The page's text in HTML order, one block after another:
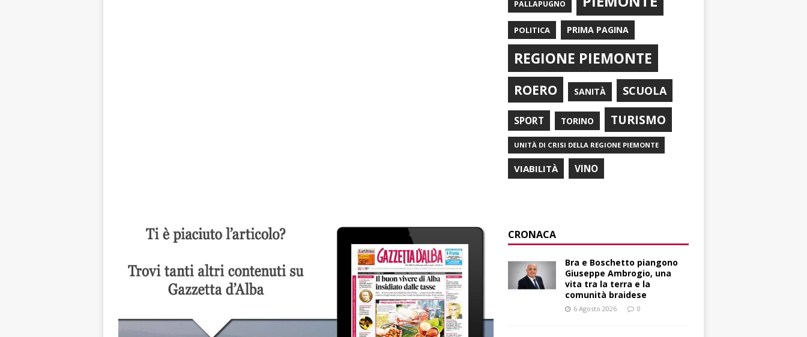
PALLAPUGNO
POLITICA PRIMA PAGINA
REGIONE PIEMONTE
ROERO SANITÀ SCUOLA
SPORT TORINO TURISMO
UNITÀ DI CRISI DELLA REGIONE PIEMONTE
VIABILITÀ VINO
CRONACA
Bra e Boschetto piangono
Giuseppe Ambrogio, una
vita tra la terra e la
comunità braidese
6 Agosto 2026 0